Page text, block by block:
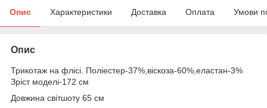
Опис Характеристики Доставка Оплата Умови
Опис
Трикотаж на флісі. Поліестер-37%,віскоза-60%,еластан-3%
Зріст моделі-172 см
Довжина світшоту 65 см